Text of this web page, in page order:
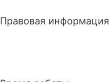
Правовая информация